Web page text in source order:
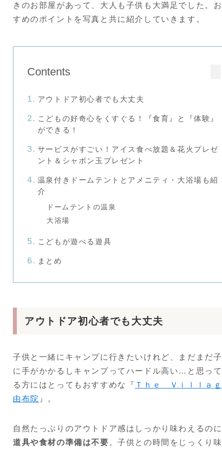
きのお部屋があって、大人も子供も大満足でした。
すめのポイントを写真と共に紹介していきます。
Contents
アウトドア初心者でも大丈夫
こどもの好奇心をくすぐる！『食育』と『体験』
ができる！
サービスがすごい！アイス食べ放題＆花火プレゼ
ント＆シャボン玉プレゼント
温泉付きドームテントとアメニティ・大浴場も紹
介
ドームテントの温泉
大浴場
こどもが遊べる遊具
まとめ
アウトドア初心者でも大丈夫
子供と一緒にキャンプに行きたいけれど、まだまだ
に手がかかるしキャンプってハードル高い…と思っ
る方にはとってもおすすめな『 Ｔｈｅ Ｖｉｌｌａ
由布院 』。
自然たっぷりのアウトドア感はしっかり味わえるの
道具や食材の準備は不要 。子供との時間をじっくり